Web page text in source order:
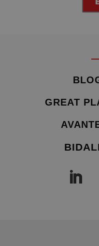
GREAT